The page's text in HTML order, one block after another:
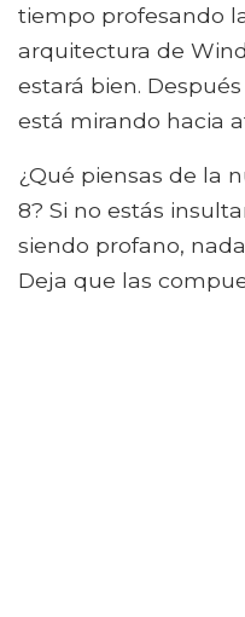
tiempo profesando
arquitectura de
estará bien.
está mirando hacia
¿Qué piensas de la
8? Si no estás
siendo profano,
Deja que las